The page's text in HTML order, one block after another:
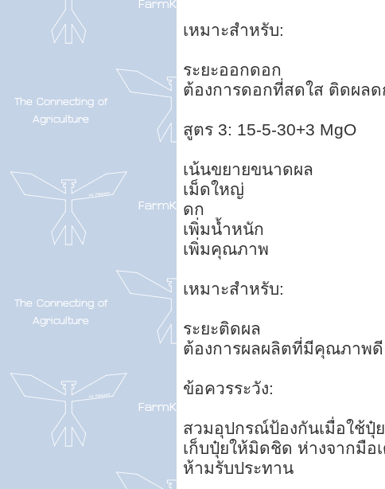
เหมาะสำหรับ:
ระยะออกดอก
ต้องการดอกที่สดใส ติดผลด
สูตร 3: 15-5-30+3 MgO
เน้นขยายขนาดผล
เม็ดใหญ่
ดก
เพิ่มน้ำหนัก
เพิ่มคุณภาพ
เหมาะสำหรับ:
ระยะติดผล
ต้องการผลผลิตที่มีคุณภาพดี
ข้อควรระวัง:
สวมอุปกรณ์ป้องกันเมื่อใช้ปุ๋ย
เก็บปุ๋ยให้มิดชิด ห่างจากมือ
ห้ามรับประทาน